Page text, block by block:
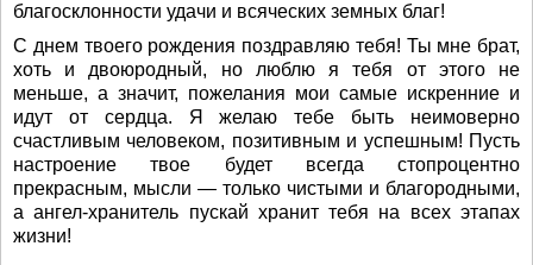
благосклонности удачи и всяческих земных благ!
С днем твоего рождения поздравляю тебя! Ты мне брат,
хоть и двоюродный, но люблю я тебя от этого не
меньше, а значит, пожелания мои самые искренние и
идут от сердца. Я желаю тебе быть неимоверно
счастливым человеком, позитивным и успешным! Пусть
настроение твое будет всегда стопроцентно
прекрасным, мысли — только чистыми и благородными,
а ангел-хранитель пускай хранит тебя на всех этапах
жизни!